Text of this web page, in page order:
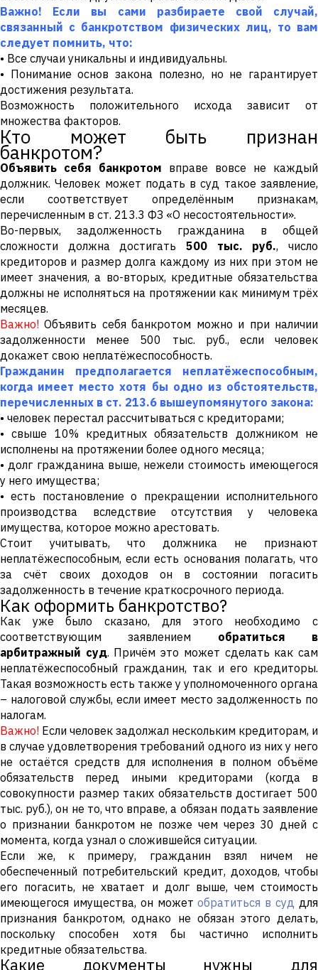
Важно! Если вы сами разбираете свой случай,
связанный с банкротством физических лиц, то вам
следует помнить, что:
• Все случаи уникальны и индивидуальны.
• Понимание основ закона полезно, но не гарантирует
достижения результата.
Возможность положительного исхода зависит от
множества факторов.
Кто может быть признан
банкротом?
Объявить себя банкротом вправе вовсе не каждый
должник. Человек может подать в суд такое заявление,
если соответствует определённым признакам,
перечисленным в ст. 213.3 ФЗ «О несостоятельности».
Во-первых, задолженность гражданина в общей
сложности должна достигать 500 тыс. руб., число
кредиторов и размер долга каждому из них при этом не
имеет значения, а во-вторых, кредитные обязательства
должны не исполняться на протяжении как минимум трёх
месяцев.
Важно! Объявить себя банкротом можно и при наличии
задолженности менее 500 тыс. руб., если человек
докажет свою неплатёжеспособность.
Гражданин предполагается неплатёжеспособным,
когда имеет место хотя бы одно из обстоятельств,
перечисленных в ст. 213.6 вышеупомянутого закона:
• человек перестал рассчитываться с кредиторами;
• свыше 10% кредитных обязательств должником не
исполнены на протяжении более одного месяца;
• долг гражданина выше, нежели стоимость имеющегося
у него имущества;
• есть постановление о прекращении исполнительного
производства вследствие отсутствия у человека
имущества, которое можно арестовать.
Стоит учитывать, что должника не признают
неплатёжеспособным, если есть основания полагать, что
за счёт своих доходов он в состоянии погасить
задолженность в течение краткосрочного периода.
Как оформить банкротство?
Как уже было сказано, для этого необходимо с
соответствующим заявлением обратиться в
арбитражный суд. Причём это может сделать как сам
неплатёжеспособный гражданин, так и его кредиторы.
Такая возможность есть также у уполномоченного органа
– налоговой службы, если имеет место задолженность по
налогам.
Важно! Если человек задолжал нескольким кредиторам, и
в случае удовлетворения требований одного из них у него
не остаётся средств для исполнения в полном объёме
обязательств перед иными кредиторами (когда в
совокупности размер таких обязательств достигает 500
тыс. руб.), он не то, что вправе, а обязан подать заявление
о признании банкротом не позже чем через 30 дней с
момента, когда узнал о сложившейся ситуации.
Если же, к примеру, гражданин взял ничем не
обеспеченный потребительский кредит, доходов, чтобы
его погасить, не хватает и долг выше, чем стоимость
имеющегося имущества, он можетобратиться в суд для
признания банкротом, однако не обязан этого делать,
поскольку способен хотя бы частично исполнить
кредитные обязательства.
Какие документы нужны для